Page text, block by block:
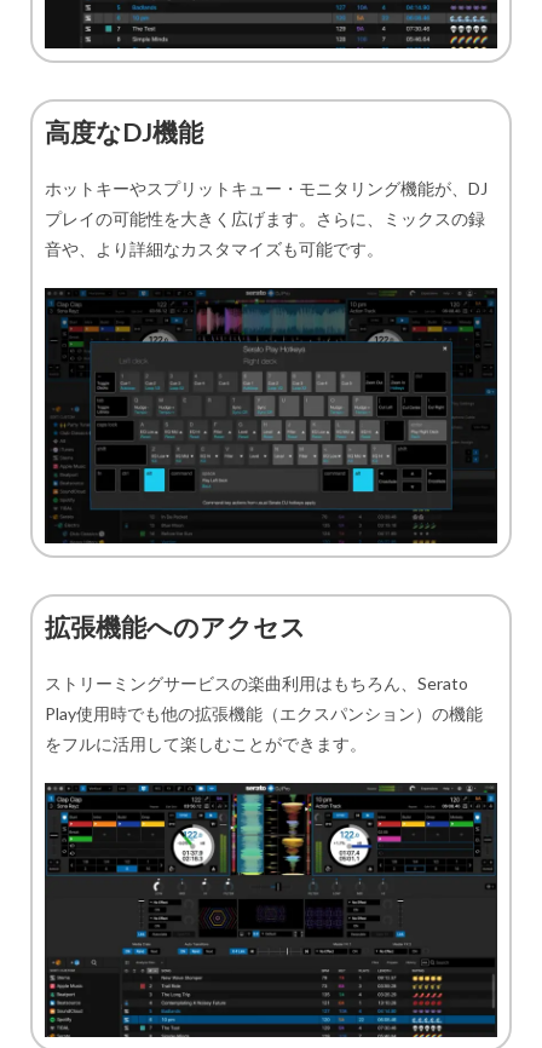
高度なDJ機能
ホットキーやスプリットキュー・モニタリング機能が、DJ
プレイの可能性を大きく広げます。さらに、ミックスの録
音や、より詳細なカスタマイズも可能です。
拡張機能へのアクセス
ストリーミングサービスの楽曲利用はもちろん、Serato
Play使用時でも他の拡張機能（エクスパンション）の機能
をフルに活用して楽しむことができます。